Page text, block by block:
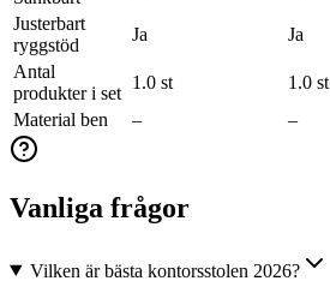
Justerbart
ryggstöd
Ja Ja
Antal
produkter i set
1.0 st 1.0 st
Material ben
– –
Vanliga frågor
Vilken är bästa kontorsstolen 2026?